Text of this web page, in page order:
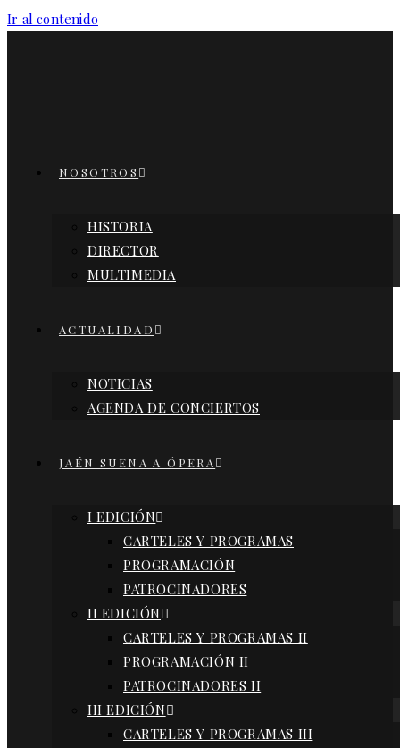
Ir al contenido
NOSOTROS
HISTORIA
DIRECTOR
MULTIMEDIA
ACTUALIDAD
NOTICIAS
AGENDA DE CONCIERTOS
JAÉN SUENA A ÓPERA
I EDICIÓN
CARTELES Y PROGRAMAS
PROGRAMACIÓN
PATROCINADORES
II EDICIÓN
CARTELES Y PROGRAMAS II
PROGRAMACIÓN II
PATROCINADORES II
III EDICIÓN
CARTELES Y PROGRAMAS III